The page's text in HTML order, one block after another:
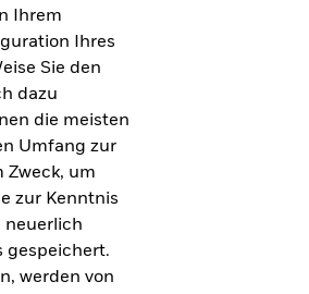
Ihrem
Ihres
Sie den
dazu
die meisten
Umfang zur
Zweck, um
zur Kenntnis
neuerlich
gespeichert.
werden von